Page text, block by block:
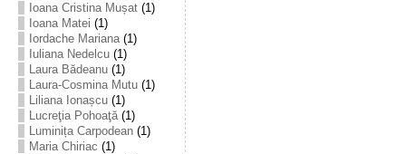
Ioana Cristina Mușat(1)
Ioana Matei (1)
Iordache Mariana(1)
Iuliana Nedelcu(1)
Laura Bădeanu(1)
Laura-Cosmina Mutu(1)
Liliana Ionașcu(1)
Lucreţia Pohoaţă(1)
Luminița Carpodean(1)
Maria Chiriac (1)